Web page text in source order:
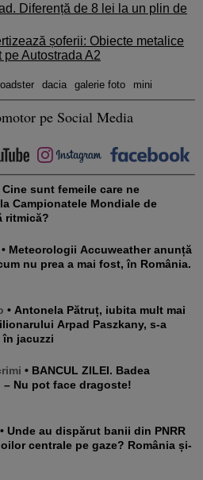
Diferență de 8 lei la un plin de
șoferii: Obiecte metalice
Autostrada A2
dacia galerie foto mini
pe Social Media
Campionatele Mondiale de
ritmică?
• Meteorologii Accuweather anunță
nu prea a mai fost, în România.
• Antonela Pătruț, iubita mult mai
Arpad Paszkany, s-a
jacuzzi
• BANCUL ZILEI. Badea
– Nu pot face dragoste!
• Unde au dispărut banii din PNRR
centrale pe gaze? România și-